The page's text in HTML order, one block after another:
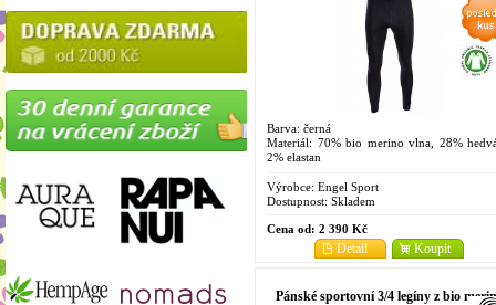
Barva: černá
Materiál: 70% bio merino vlna, 28%
2% elastan
Výrobce: Engel Sport
Dostupnost: Skladem
Cena od: 2 390 Kč
Koupit
Detail
Pánské sportovní 3/4 legíny z bio